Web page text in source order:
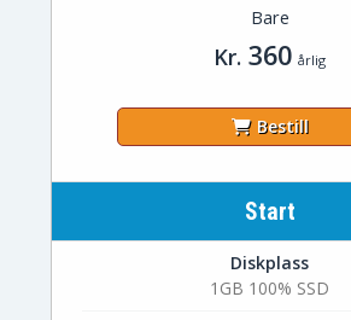
Bare
Kr. 360 årlig
Bestill
Start
Diskplass
1GB 100% SSD